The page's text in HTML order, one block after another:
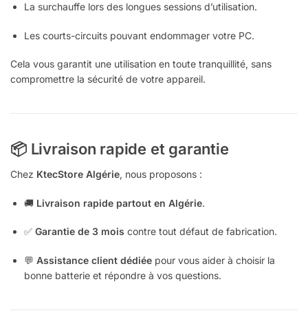
La surchauffe lors des longues sessions d’utilisation.
Les courts-circuits pouvant endommager votre PC.
Cela vous garantit une utilisation en toute tranquillité, sans
compromettre la sécurité de votre appareil.
📦 Livraison rapide et garantie
Chez KtecStore Algérie, nous proposons :
🚚 Livraison rapide partout en Algérie.
✅ Garantie de 3 mois contre tout défaut de fabrication.
💬 Assistance client dédiée pour vous aider à choisir la
bonne batterie et répondre à vos questions.